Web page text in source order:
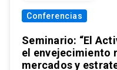
Conferencias
Seminario: “El
el envejecimiento
mercados y